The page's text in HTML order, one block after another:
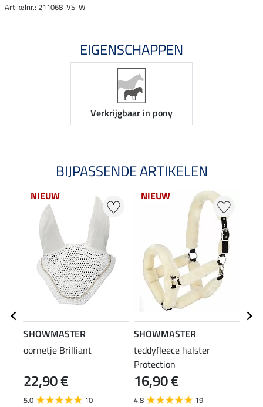
Artikelnr.: 211068-VS-W
EIGENSCHAPPEN
Verkrijgbaar in pony
BIJPASSENDE ARTIKELEN
NIEUW
SHOWMASTER
oornetje Brilliant
22,90 €
5.0 10
NIEUW
SHOWMASTER
teddyfleece halster
Protection
16,90 €
4.8 19